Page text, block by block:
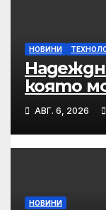
НОВИНИ
която
АВГ. 6, 2026
НОВИНИ